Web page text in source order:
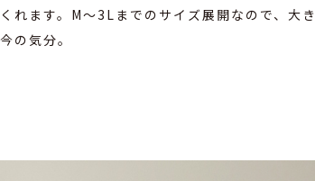
れます。M〜3Lまでのサイズ展開なので、大き
の気分。